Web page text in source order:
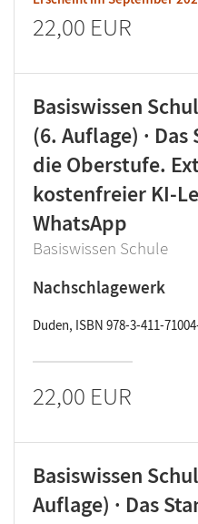
22,00 EUR
Basiswissen
(6. Auflage) ·
die Oberstufe.
kostenfreier KI-
WhatsApp
Basiswissen Schule
Nachschlagewerk
Duden, ISBN 978-3-411-
22,00 EUR
Basiswissen
Auflage) · Das